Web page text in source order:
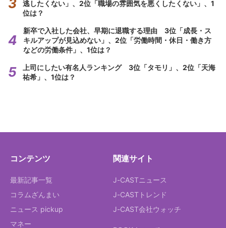
逃したくない」、2位「職場の雰囲気を悪くしたくない」、1
位は？
新卒で入社した会社、早期に退職する理由 3位「成長・ス
キルアップが見込めない」、2位「労働時間・休日・働き方
などの労働条件」、1位は？
上司にしたい有名人ランキング 3位「タモリ」、2位「天海
祐希」、1位は？
コンテンツ
最新記事一覧
コラムざんまい
ニュース pickup
マネー
関連サイト
J-CASTニュース
J-CASTトレンド
J-CAST会社ウォッチ